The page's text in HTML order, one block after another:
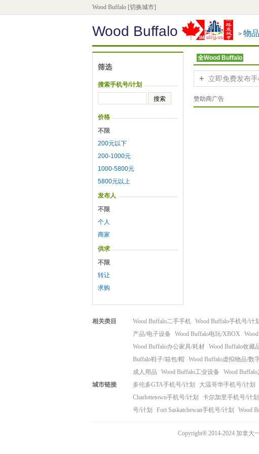
Wood Buffalo [切换城市]
Wood Buffalo > 物
筛选
搜索手机号/计划
价格
不限
200元以下
200-1000元
1000-5800元
5800元以上
发布人
不限
个人
商家
供求
不限
转让
求购
全Wood Buffalo
+ 立即免费发布
赞助商广告
相关类目 Wood Buffalo二手手机 Wood Buffalo手机号/计划
产品/电子设备
Wood Buffalo电玩/XBOX
Wood Buffalo办公家具/耗材 Wood Buffalo收藏
Buffalo鞋子/箱包/帽 Wood Buffalo虚拟物品/数
成人用品
Wood Buffalo工业设备 Wood
城市链接
多伦多GTA手机号/计划 大温哥华手机号/计划
Charlottetown手机号/计划
卡尔加里手机号/计划
号/计划
Fort Saskatchewan手机号/计划 Wood
Copyright® 2014-2024 加拿大